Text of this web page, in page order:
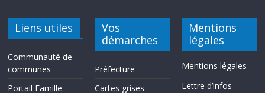
Liens utiles
Communauté de
communes
Portail Famille
Vos
démarches
Préfecture
Cartes grises
Mentions
légales
Mentions légales
Lettre d’infos